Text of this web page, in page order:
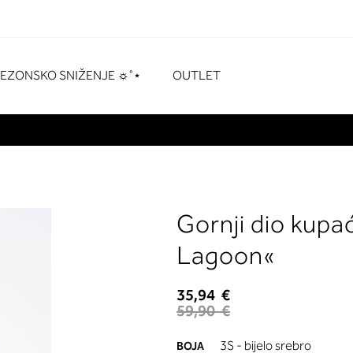
SNIŽENJE ☼˚⋆ OUTLET
Gornji dio
Lagoon«
35,94 €
59,90 €
BOJA 3S - bijelo srebro